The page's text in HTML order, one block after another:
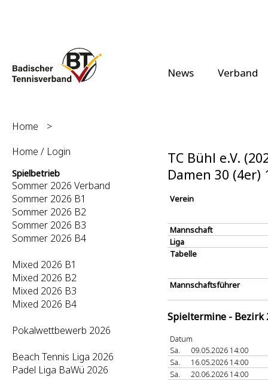
News Verband
Home
>
Home / Login
Spielbetrieb
Sommer 2026 Verband
Sommer 2026 B1
Sommer 2026 B2
Sommer 2026 B3
Sommer 2026 B4
Mixed 2026 B1
Mixed 2026 B2
Mixed 2026 B3
Mixed 2026 B4
Pokalwettbewerb 2026
Beach Tennis Liga 2026
Padel Liga BaWü 2026
TC Bühl e.V.
Damen 30 (4er)
Verein
Mannschaft
Liga
Tabelle
Mannschaftsführer
Spieltermine - Bezirk
Datum
Sa.
09.05.2026 14:00
Sa.
16.05.2026 14:00
Sa.
20.06.2026 14:00